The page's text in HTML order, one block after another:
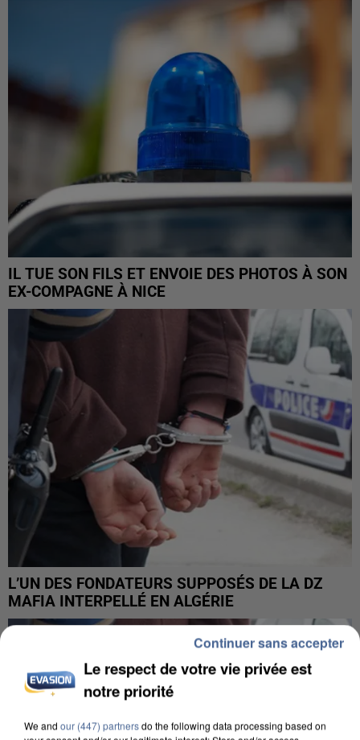
IL TUE SON FILS ET ENVOIE DES PHOTOS À SON
EX-COMPAGNE À NICE
L’UN DES FONDATEURS SUPPOSÉS DE LA DZ
MAFIA INTERPELLÉ EN ALGÉRIE
Le respect de votre vie privée est
notre priorité
We and our (447) partnersdo the following data processing based on
Continuer sans accepter